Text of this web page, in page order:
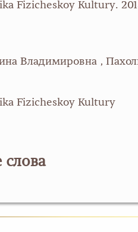
Fizicheskoy Kultury.
Владимировна ,
Fizicheskoy Kultury